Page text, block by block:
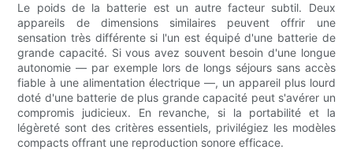
Le poids de la batterie est un autre facteur subtil. Deux
appareils de dimensions similaires peuvent offrir une
sensation très différente si l'un est équipé d'une batterie de
grande capacité. Si vous avez souvent besoin d'une longue
autonomie — par exemple lors de longs séjours sans accès
fiable à une alimentation électrique —, un appareil plus lourd
doté d'une batterie de plus grande capacité peut s'avérer un
compromis judicieux. En revanche, si la portabilité et la
légèreté sont des critères essentiels, privilégiez les modèles
compacts offrant une reproduction sonore efficace.